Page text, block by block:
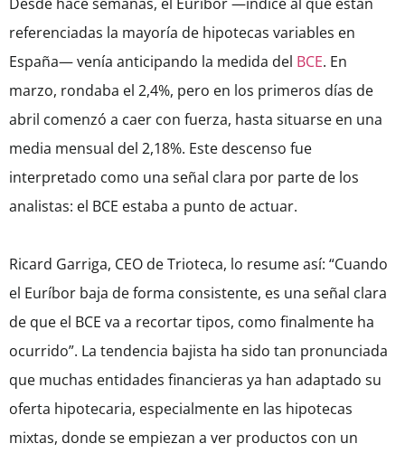
referenciadas la mayoría de hipotecas variables en
España— venía anticipando la medida del BCE. En
marzo, rondaba el 2,4%, pero en los primeros días de
abril comenzó a caer con fuerza, hasta situarse en una
media mensual del 2,18%. Este descenso fue
interpretado como una señal clara por parte de los
analistas: el BCE estaba a punto de actuar.
Ricard Garriga, CEO de Trioteca, lo resume así: “Cuando
el Euríbor baja de forma consistente, es una señal clara
de que el BCE va a recortar tipos, como finalmente ha
ocurrido”. La tendencia bajista ha sido tan pronunciada
que muchas entidades financieras ya han adaptado su
oferta hipotecaria, especialmente en las hipotecas
mixtas, donde se empiezan a ver productos con un